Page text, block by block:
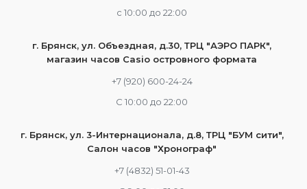
c 10:00 до 22:00
г. Брянск, ул. Объездная, д.30, ТРЦ "АЭРО ПАРК",
магазин часов Casio островного формата
+7 (920) 600-24-24
С 10:00 до 22:00
г. Брянск, ул. 3-Интернационала, д.8, ТРЦ "БУМ сити",
Салон часов "Хронограф"
+7 (4832) 51-01-43